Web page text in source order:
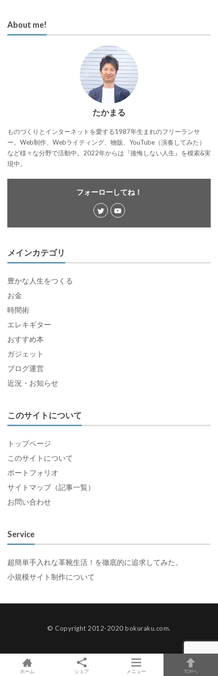
About me!
たかまる
ものづくりとインターネットを愛する1987年生まれのフリーランサ
ー。Web制作、Webライティング、物販、YouTube（演奏してみた）
など様々な分野で活動中。2022年からは『後悔しない人生』を模索&実
現中。
フォーローしてね！
メインカテゴリ
豊かな人生をつくる
お金
時間術
エレキギター
おすすめ本
ガジェット
ブログ運営
近況・お知らせ
このサイトについて
トップページ
このサイトについて
ポートフォリオ
サイトマップ（記事一覧）
お問い合わせ
Service
超簡単手入れな革靴生活！を徹底的に追求してみた。
小規模サイト制作について
© Copyright 2012-2020 bokuraku.com.
ホーム シェア メニュー TOPへ